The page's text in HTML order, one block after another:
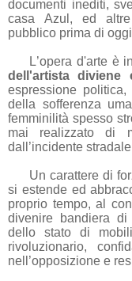
documenti inediti,
casa Azul, ed
pubblico prima di
L’opera d'arte è
dell'artista diviene
espressione
della sofferenza
femminilità spesso
mai realizzato di
dall’incidente
Un carattere di
si estende ed
proprio tempo, al
divenire bandiera di
dello stato di
rivoluzionario,
nell’opposizione e